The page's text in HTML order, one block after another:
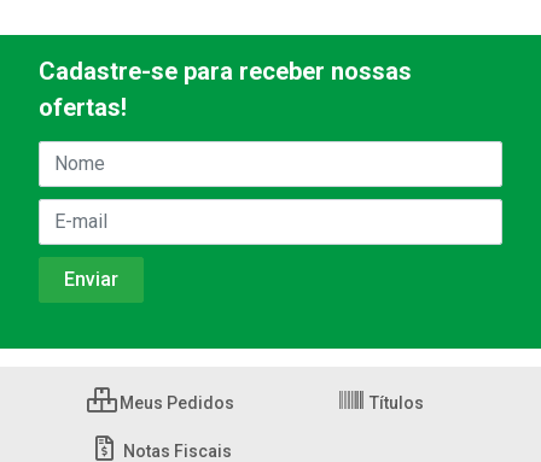
Cadastre-se para receber nossas
ofertas!
Meus Pedidos Títulos
Notas Fiscais